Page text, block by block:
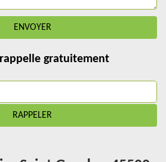
gratuitement